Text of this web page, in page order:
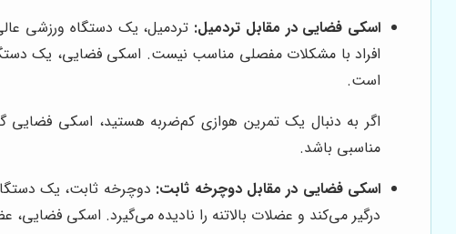
اسکی فضایی در مقابل تردمیل: تردمیل، یک دستگاه ورزشی
افراد با مشکلات مفصلی مناسب نیست. اسکی فضایی، یک
است.
اگر به دنبال یک تمرین هوازی کم‌ضربه هستید، اسکی فضایی
مناسبی باشد.
اسکی فضایی در مقابل دوچرخه ثابت: دوچرخه ثابت، یک
درگیر می‌کند و عضلات بالاتنه را نادیده می‌گیرد. اسکی فضایی،